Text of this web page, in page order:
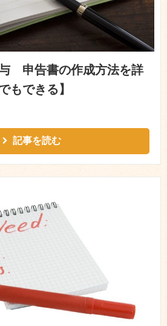
申告書の作成方法を詳
もできる】
記事を読む